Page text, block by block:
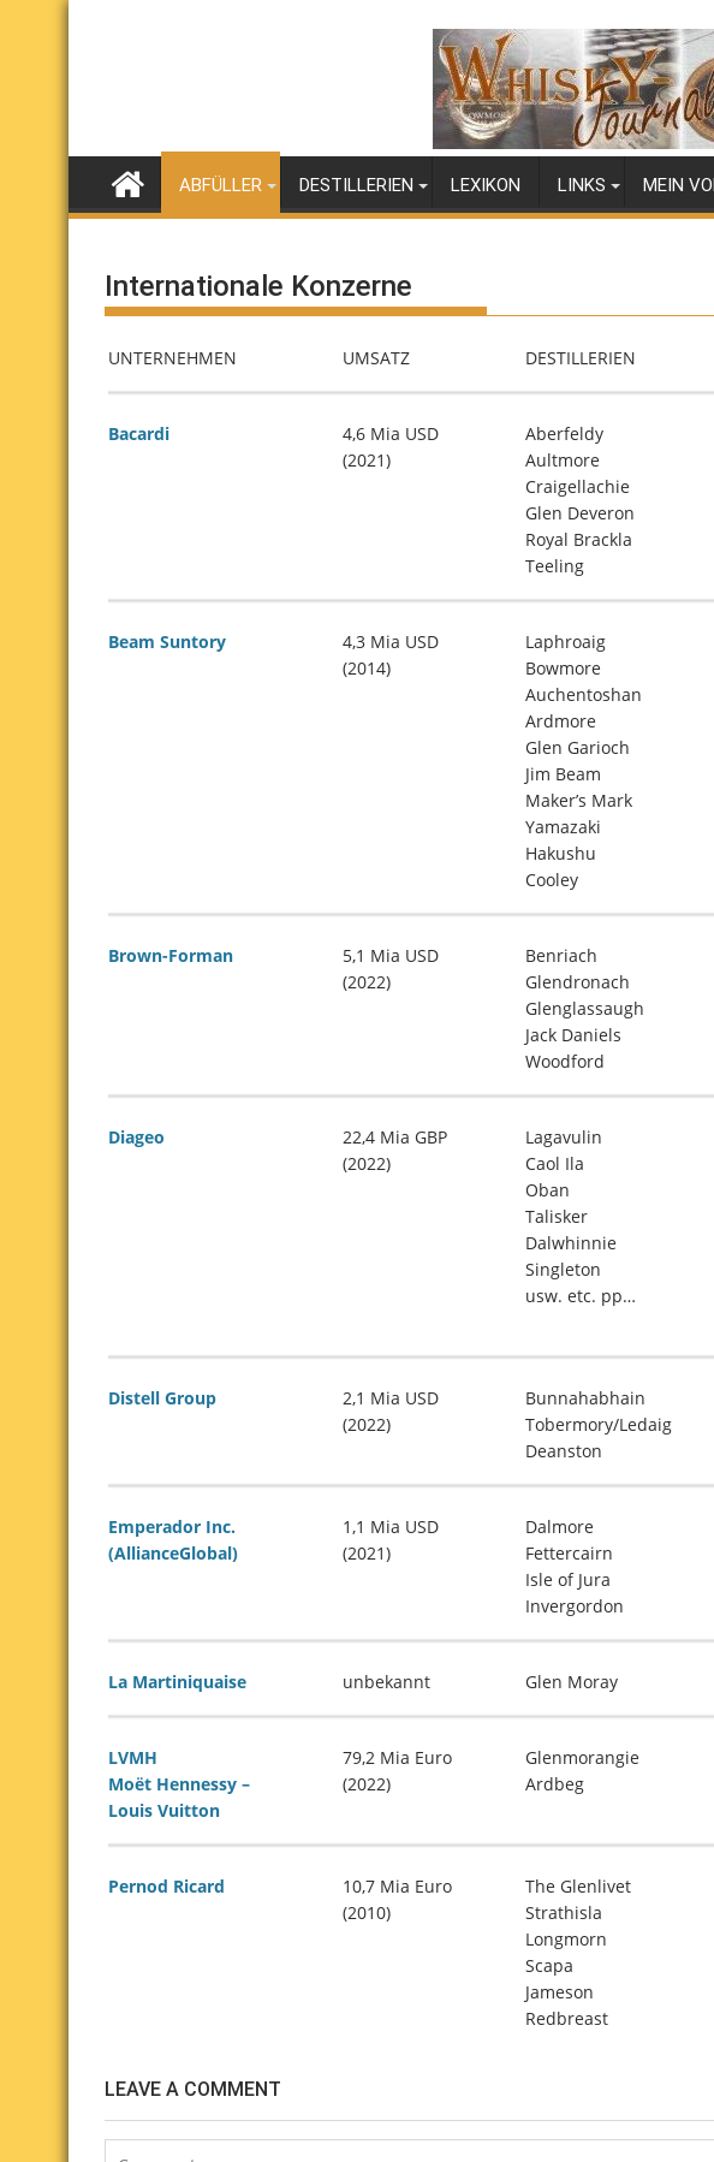
Skip
ABFÜLLER DESTILLERIEN LEXIKON LINKS MEIN
Internationale Konzerne
UNTERNEHMEN UMSATZ DESTILLERIEN
Bacardi
4,6 Mia USD
(2021)
Aberfeldy
Aultmore
Craigellachie
Glen Deveron
Royal Brackla
Teeling
Beam Suntory
4,3 Mia USD
(2014)
Laphroaig
Bowmore
Auchentoshan
Ardmore
Glen Garioch
Jim Beam
Maker’s Mark
Yamazaki
Hakushu
Cooley
Brown-Forman
5,1 Mia USD
(2022)
Benriach
Glendronach
Glenglassaugh
Jack Daniels
Woodford
Diageo
22,4 Mia GBP
(2022)
Lagavulin
Caol Ila
Oban
Talisker
Dalwhinnie
Singleton
usw. etc. pp…
Distell Group
2,1 Mia USD
(2022)
Bunnahabhain
Tobermory/Ledaig
Deanston
Emperador Inc.
(AllianceGlobal)
1,1 Mia USD
(2021)
Dalmore
Fettercairn
Isle of Jura
Invergordon
La Martiniquaise unbekannt Glen Moray
LVMH
Moët Hennessy –
Louis Vuitton
79,2 Mia Euro
(2022)
Glenmorangie
Ardbeg
Pernod Ricard
10,7 Mia Euro
(2010)
The Glenlivet
Strathisla
Longmorn
Scapa
Jameson
Redbreast
LEAVE A COMMENT